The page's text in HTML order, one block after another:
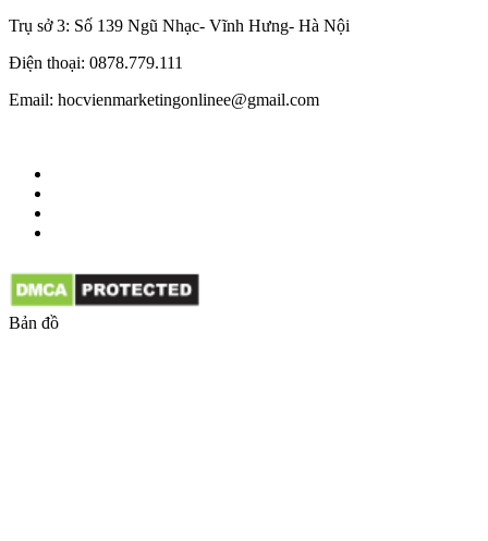
Trụ sở 3: Số 139 Ngũ Nhạc- Vĩnh Hưng- Hà Nội
Điện thoại: 0878.779.111
Email: hocvienmarketingonlinee@gmail.com
Bản đồ